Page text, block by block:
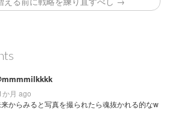
か月 ago
からみると写真を撮られたら魂抜かれる的なw